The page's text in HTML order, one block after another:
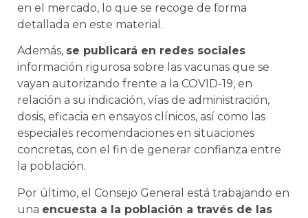
en el mercado, lo que se recoge de forma
detallada en este material.
Además, se publicará en redes sociales
información rigurosa sobre las vacunas que se
vayan autorizando frente a la COVID-19, en
relación a su indicación, vías de administración,
dosis, eficacia en ensayos clínicos, así como las
especiales recomendaciones en situaciones
concretas, con el fin de generar confianza entre
la población.
Por último, el Consejo General está trabajando en
una encuesta a la población a través de las